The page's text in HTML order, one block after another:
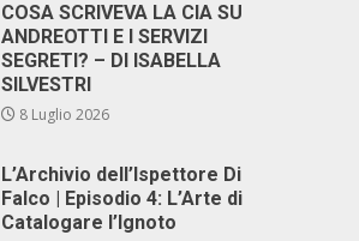
COSA SCRIVEVA LA CIA SU
ANDREOTTI E I SERVIZI
SEGRETI? – DI ISABELLA
SILVESTRI
8 Luglio 2026
L’Archivio dell’Ispettore Di
Falco | Episodio 4: L’Arte di
Catalogare l’Ignoto